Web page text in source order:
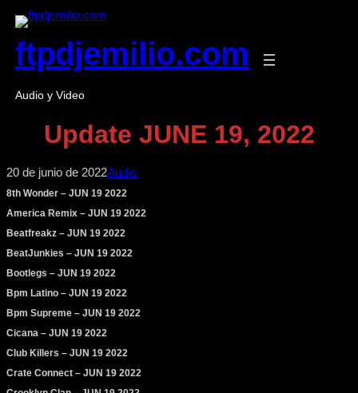
Saltar
contenido
ftpdjemilio.com
Audio y Video
Update JUNE 19, 2022
20 de junio de 2022Audio
8th Wonder – JUN 19 2022
America Remix – JUN 19 2022
Beatfreakz – JUN 19 2022
BeatJunkies – JUN 19 2022
Bootlegs – JUN 19 2022
Bpm Latino – JUN 19 2022
Bpm Supreme – JUN 19 2022
Cicana – JUN 19 2022
Club Killers – JUN 19 2022
Crate Connect – JUN 19 2022